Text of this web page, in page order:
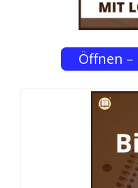
Öffnen –